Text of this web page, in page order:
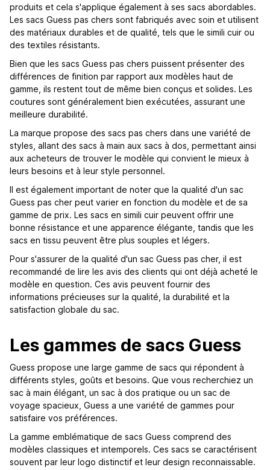
produits et cela s'applique également à ses sacs abordables.
Les sacs Guess pas chers sont fabriqués avec soin et utilisent
des matériaux durables et de qualité, tels que le simili cuir ou
des textiles résistants.
Bien que les sacs Guess pas chers puissent présenter des
différences de finition par rapport aux modèles haut de
gamme, ils restent tout de même bien conçus et solides. Les
coutures sont généralement bien exécutées, assurant une
meilleure durabilité.
La marque propose des sacs pas chers dans une variété de
styles, allant des sacs à main aux sacs à dos, permettant ainsi
aux acheteurs de trouver le modèle qui convient le mieux à
leurs besoins et à leur style personnel.
Il est également important de noter que la qualité d'un sac
Guess pas cher peut varier en fonction du modèle et de sa
gamme de prix. Les sacs en simili cuir peuvent offrir une
bonne résistance et une apparence élégante, tandis que les
sacs en tissu peuvent être plus souples et légers.
Pour s'assurer de la qualité d'un sac Guess pas cher, il est
recommandé de lire les avis des clients qui ont déjà acheté le
modèle en question. Ces avis peuvent fournir des
informations précieuses sur la qualité, la durabilité et la
satisfaction globale du sac.
Les gammes de sacs Guess
Guess propose une large gamme de sacs qui répondent à
différents styles, goûts et besoins. Que vous recherchiez un
sac à main élégant, un sac à dos pratique ou un sac de
voyage spacieux, Guess a une variété de gammes pour
satisfaire vos préférences.
La gamme emblématique de sacs Guess comprend des
modèles classiques et intemporels. Ces sacs se caractérisent
souvent par leur logo distinctif et leur design reconnaissable.